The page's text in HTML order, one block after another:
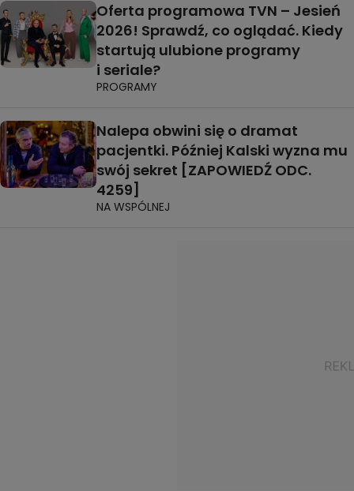
Oferta programowa TVN – Jesień
2026! Sprawdź, co oglądać. Kiedy
startują ulubione programy
i seriale?
PROGRAMY
Nalepa obwini się o dramat
pacjentki. Później Kalski wyzna mu
swój sekret [ZAPOWIEDŹ ODC.
4259]
NA WSPÓLNEJ